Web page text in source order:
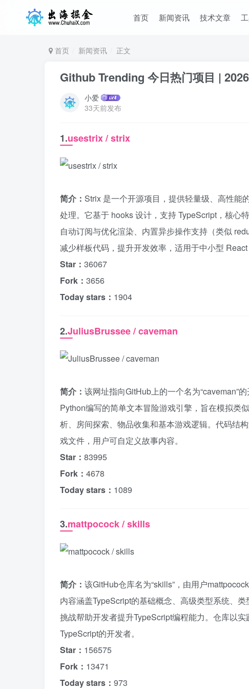
首页 新闻资讯 技术文章
首页 新闻资讯 正文
Github Trending 今日热门项目 |
小爱
33天前发布
1.usestrix / strix
简介： Strix 是一个开源项目，提供轻量级、高性能
处理。它基于 hooks 设计，支持 TypeScript，核心
自动订阅与优化渲染、内置异步操作支持（类似
减少样板代码，提升开发效率，适用于中小型
Star： 36067
Fork： 3656
Today stars： 1904
2.JuliusBrussee / caveman
简介： 该网址指向GitHub上的一个名为“caveman”
Python编写的简单文本冒险游戏引擎，旨在模拟类
析、房间探索、物品收集和基本游戏逻辑。代码结
戏文件，用户可自定义故事内容。
Star： 83995
Fork： 4678
Today stars： 1089
3.mattpocock / skills
简介： 该GitHub仓库名为“skills”，由用户
内容涵盖TypeScript的基础概念、高级类型系统、
挑战帮助开发者提升TypeScript编程能力。仓库以
TypeScript的开发者。
Star： 156575
Fork： 13471
Today stars： 973